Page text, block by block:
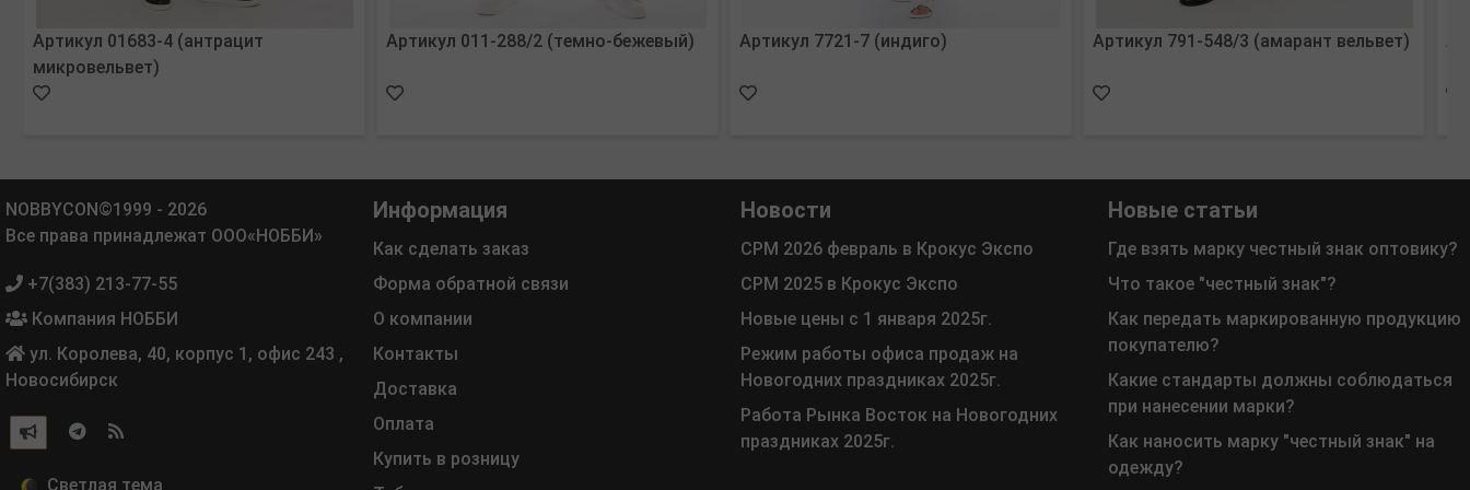
Артикул 01683-4 (антрацит
микровельвет)
Артикул 011-288/2 (темно-бежевый) Артикул 7721-7 (индиго) Артикул 791-548/3 (амарант вельвет)
NOBBYCON©1999 - 2026
Все права принадлежат ООО«НОББИ»
+7(383) 213-77-55
Компания НОББИ
ул. Королева, 40, корпус 1, офис 243 ,
Новосибирск
Информация
Как сделать заказ
Форма обратной связи
О компании
Контакты
Доставка
Оплата
Купить в розницу
Новости
СРМ 2026 февраль в Крокус Экспо
СРМ 2025 в Крокус Экспо
Новые цены с 1 января 2025г.
Режим работы офиса продаж на
Новогодних праздниках 2025г.
Работа Рынка Восток на Новогодних
праздниках 2025г.
Новые статьи
Где взять марку честный знак оптовику?
Что такое "честный знак"?
Как передать маркированную продукцию
покупателю?
Какие стандарты должны соблюдаться
при нанесении марки?
Как наносить марку "честный знак" на
одежду?